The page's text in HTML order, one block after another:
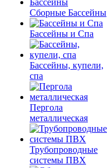
Сборные Бассейны
Бассейны и Спа
Бассейны, купели,
спа
Пергола
металлическая
Трубопроводные
системы ПВХ